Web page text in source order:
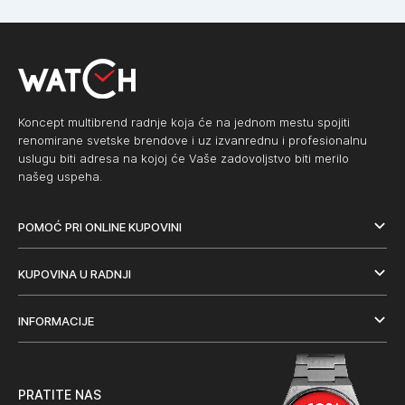
Koncept multibrend radnje koja će na jednom mestu spojiti
renomirane svetske brendove i uz izvanrednu i profesionalnu
uslugu biti adresa na kojoj će Vaše zadovoljstvo biti merilo
našeg uspeha.
POMOĆ PRI ONLINE KUPOVINI
KUPOVINA U RADNJI
INFORMACIJE
PRATITE NAS